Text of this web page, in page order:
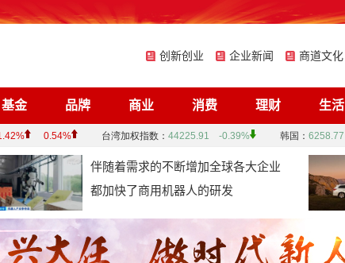
创新创业 企业新闻 商道文化
基金 品牌 商业 消费 理财 生活
伴随着需求的不断增加全球各大企业
都加快了商用机器人的研发